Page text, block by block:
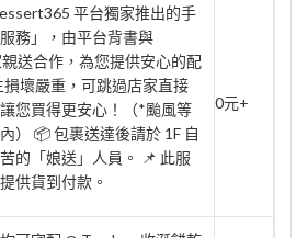
平台獨家推出的手
務」，由平台背書與
送合作，為您提供安心的配
損壞嚴重，可跳過店家直接
您買得更安心！（*颱風等
） 📦 包裹送達後請於 1F 自
的「娘送」人員。 📌 此服
供貨到付款。
0元+